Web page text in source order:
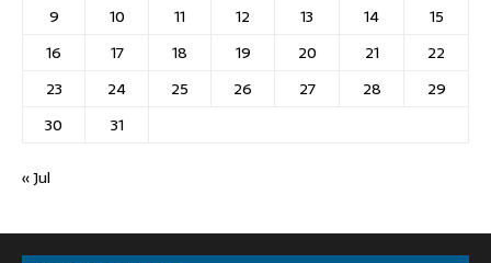
9
10 11 12 13 14
15
16
17 18 19 20 21
22
23
24 25 26 27 28
29
30
31
« Jul